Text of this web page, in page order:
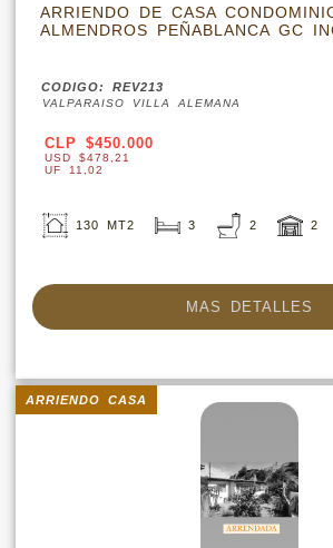
ARRIENDO DE CASA
ALMENDROS PEÑABLANCA GC
CODIGO: REV213
VALPARAISO VILLA ALEMANA
CLP $450.000
USD $478,21
UF 11,02
130 MT2 3 2 2
MAS DETALLES
ARRIENDO CASA